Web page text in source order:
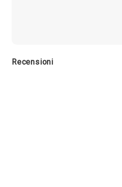
Recensioni